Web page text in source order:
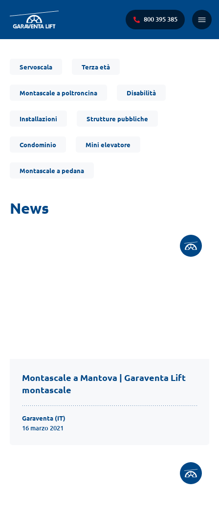
800 395 385
Menu
Servoscala Terza età
Montascale a poltroncina Disabilità
Installazioni Strutture pubbliche
Condominio Mini elevatore
Montascale a pedana
News
Montascale a Mantova | Garaventa Lift
montascale
Garaventa (IT)
16 marzo 2021